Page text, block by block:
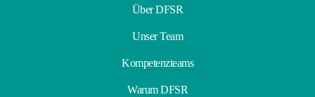
Über DFSR
Unser Team
Kompetenzteams
Warum DFSR